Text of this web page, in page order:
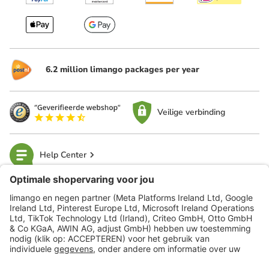
6.2 million limango packages per year
Veilige verbinding
Help Center
limango
Veilig winkelen
Klantenservice